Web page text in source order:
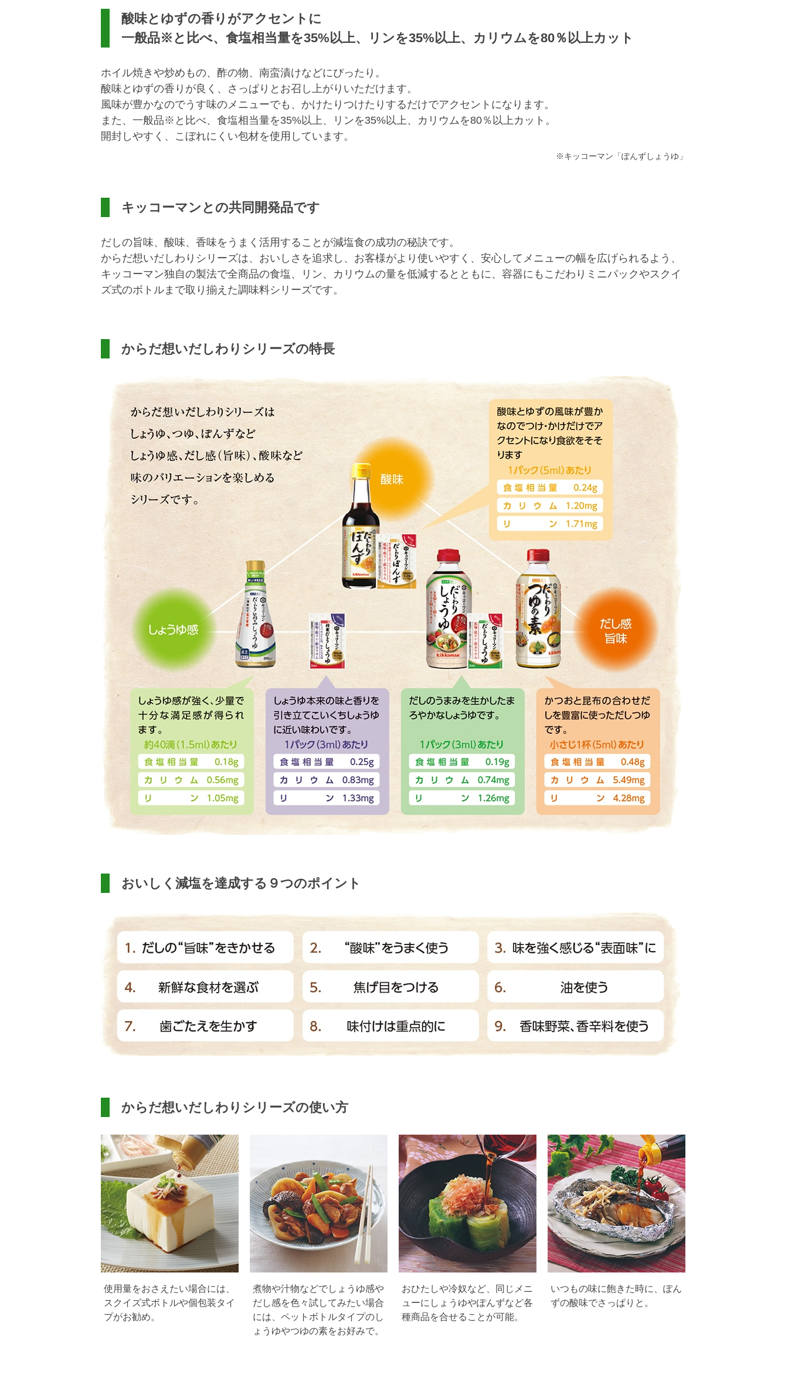
酸味とゆずの香りがアクセントに
一般品※と比べ、食塩相当量を35%以上、リンを35%以上、カリウムを80％以上カット
ホイル焼きや炒めもの、酢の物、南蛮漬けなどにぴったり。
酸味とゆずの香りが良く、さっぱりとお召し上がりいただけます。
風味が豊かなのでうす味のメニューでも、かけたりつけたりするだけでアクセントになります。
また、一般品※と比べ、食塩相当量を35%以上、リンを35%以上、カリウムを80％以上カット。
開封しやすく、こぼれにくい包材を使用しています。
※キッコーマン「ぽんずしょうゆ」
キッコーマンとの共同開発品です
だしの旨味、酸味、香味をうまく活用することが減塩食の成功の秘訣です。
からだ想いだしわりシリーズは、おいしさを追求し、お客様がより使いやすく、安心してメニューの幅を広げられるよう、
キッコーマン独自の製法で全商品の食塩、リン、カリウムの量を低減するとともに、容器にもこだわりミニパックやスクイ
ズ式のボトルまで取り揃えた調味料シリーズです。
からだ想いだしわりシリーズの特長
おいしく減塩を達成する９つのポイント
からだ想いだしわりシリーズの使い方
使用量をおさえたい場合には、
スクイズ式ボトルや個包装タイ
プがお勧め。
煮物や汁物などでしょうゆ感や
だし感を色々試してみたい場合
には、ペットボトルタイプのし
ょうゆやつゆの素をお好みで。
おひたしや冷奴など、同じメニ
ューにしょうゆやぽんずなど各
種商品を合せることが可能。
いつもの味に飽きた時に、ぽん
ずの酸味でさっぱりと。